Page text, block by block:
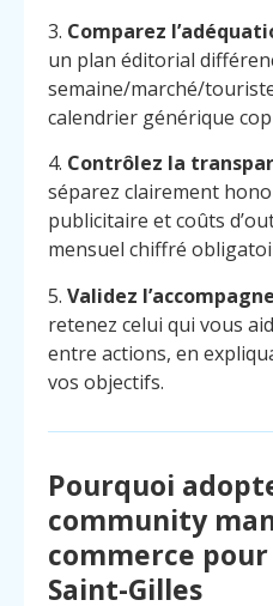
3. Comparez
un plan éditorial
semaine/marché/
calendrier générique
4. Contrôlez la
séparez clairement
publicitaire et coûts
mensuel chiffré
5. Validez
retenez celui qui vous
entre actions, en
vos objectifs.
Pourquoi
community
commerce pour
Saint-Gilles